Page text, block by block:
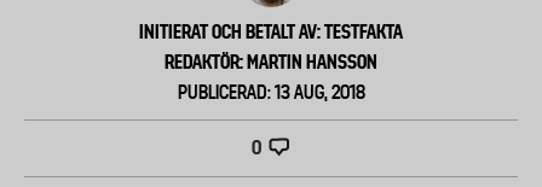
INITIERAT OCH BETALT AV: TESTFAKTA
REDAKTÖR: MARTIN HANSSON
PUBLICERAD: 13 AUG, 2018
0